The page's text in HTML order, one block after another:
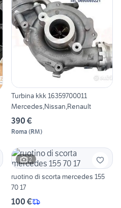
Turbina kkk 16359700011
Mercedes,Nissan,Renault
390 €
Roma (RM)
2
ruotino di scorta mercedes 155
70 17
100 €